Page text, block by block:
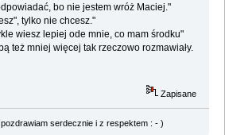
bo nie jestem wróż Maciej."
tylko nie chcesz."
wiesz lepiej ode mnie, co mam środku"
też mniej więcej tak rzeczowo rozmawiały.
Zapisane
serdecznie i z respektem : - )